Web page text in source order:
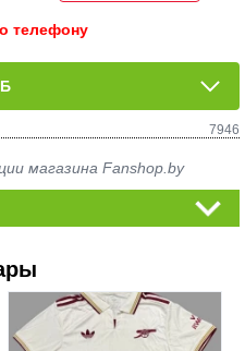
телефону
7946
магазина Fanshop.by